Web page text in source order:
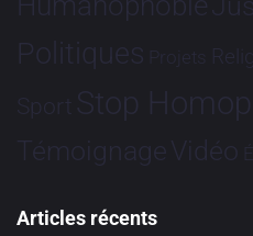
Politiques Projets
Sport Stop
TémoignageVidéo
Articles récents